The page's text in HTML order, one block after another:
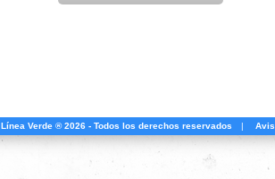
Línea Verde ® 2026 - Todos los derechos reservados |